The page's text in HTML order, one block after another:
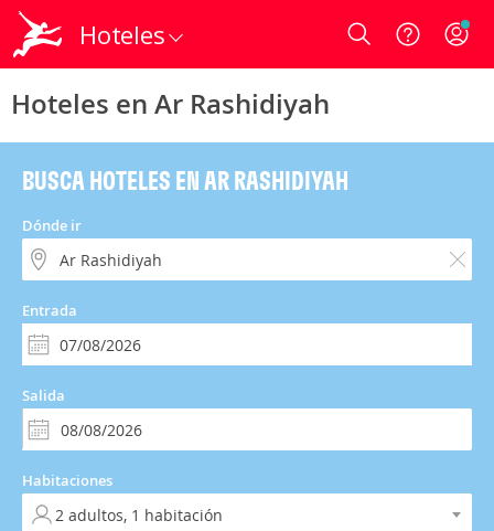
Hoteles Login
Hoteles en Ar Rashidiyah
BUSCA HOTELES EN AR RASHIDIYAH
Dónde ir
Entrada
Salida
Habitaciones